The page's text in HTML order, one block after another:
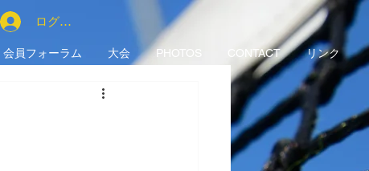
会員フォーラム 大会 PHOTOS CONTACT リンク
ログイン